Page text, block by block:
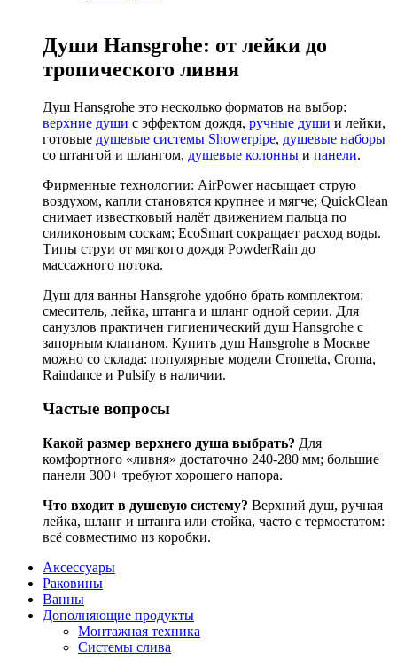
Души Hansgrohe: от лейки до
тропического ливня
Душ Hansgrohe это несколько форматов на выбор:
верхние души с эффектом дождя, ручные души и лейки,
готовые душевые системы Showerpipe, душевые наборы
со штангой и шлангом, душевые колонны и панели.
Фирменные технологии: AirPower насыщает струю
воздухом, капли становятся крупнее и мягче; QuickClean
снимает известковый налёт движением пальца по
силиконовым соскам; EcoSmart сокращает расход воды.
Типы струи от мягкого дождя PowderRain до
массажного потока.
Душ для ванны Hansgrohe удобно брать комплектом:
смеситель, лейка, штанга и шланг одной серии. Для
санузлов практичен гигиенический душ Hansgrohe с
запорным клапаном. Купить душ Hansgrohe в Москве
можно со склада: популярные модели Crometta, Croma,
Raindance и Pulsify в наличии.
Частые вопросы
Какой размер верхнего душа выбрать? Для
комфортного «ливня» достаточно 240-280 мм; большие
панели 300+ требуют хорошего напора.
Что входит в душевую систему? Верхний душ, ручная
лейка, шланг и штанга или стойка, часто с термостатом:
всё совместимо из коробки.
Аксессуары
Раковины
Ванны
Дополняющие продукты
Монтажная техника
Системы слива